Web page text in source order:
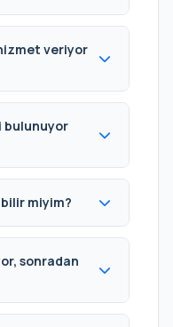
veriyor
bulunuyor
miyim?
sonradan